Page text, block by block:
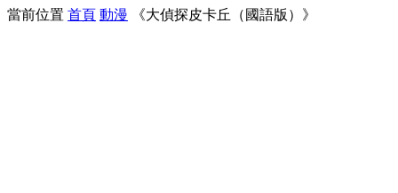
當前位置 首頁 動漫 《大偵探皮卡丘（國語版）》